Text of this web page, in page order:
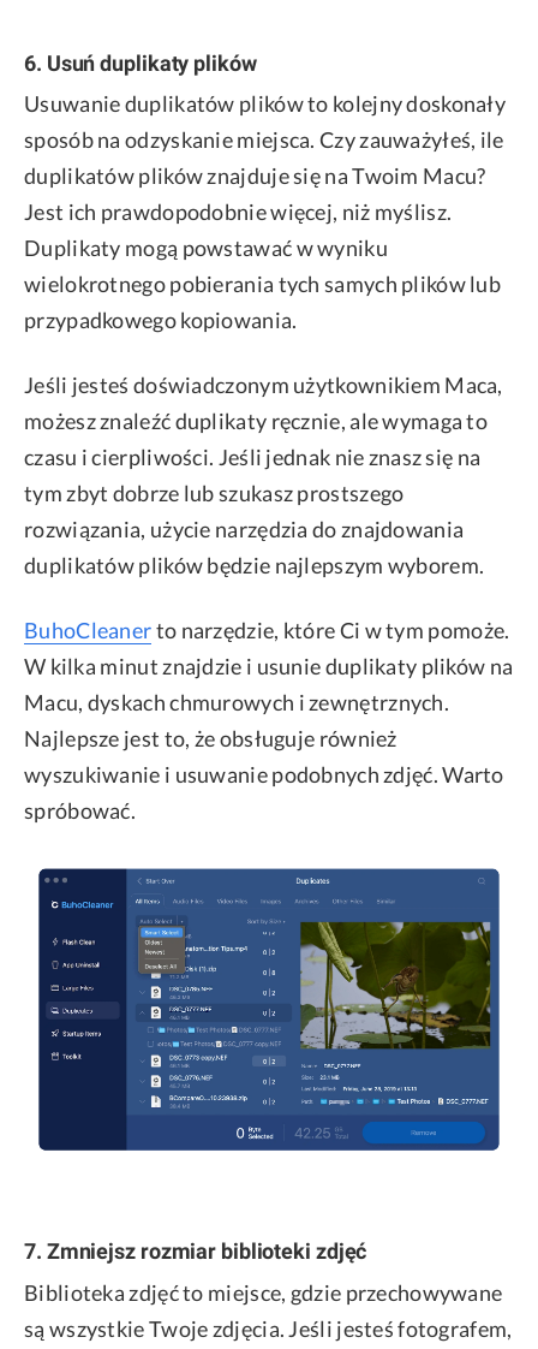
6. Usuń duplikaty plików
Usuwanie duplikatów plików to kolejny doskonały
sposób na odzyskanie miejsca. Czy zauważyłeś, ile
duplikatów plików znajduje się na Twoim Macu?
Jest ich prawdopodobnie więcej, niż myślisz.
Duplikaty mogą powstawać w wyniku
wielokrotnego pobierania tych samych plików lub
przypadkowego kopiowania.
Jeśli jesteś doświadczonym użytkownikiem Maca,
możesz znaleźć duplikaty ręcznie, ale wymaga to
czasu i cierpliwości. Jeśli jednak nie znasz się na
tym zbyt dobrze lub szukasz prostszego
rozwiązania, użycie narzędzia do znajdowania
duplikatów plików będzie najlepszym wyborem.
BuhoCleanerto narzędzie, które Ci w tym pomoże.
W kilka minut znajdzie i usunie duplikaty plików na
Macu, dyskach chmurowych i zewnętrznych.
Najlepsze jest to, że obsługuje również
wyszukiwanie i usuwanie podobnych zdjęć. Warto
spróbować.
7. Zmniejsz rozmiar biblioteki zdjęć
Biblioteka zdjęć to miejsce, gdzie przechowywane
są wszystkie Twoje zdjęcia. Jeśli jesteś fotografem,